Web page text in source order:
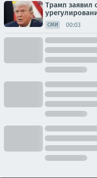
Трамп заявил
СМИ 00:03